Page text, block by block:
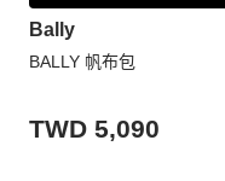
Bally
BALLY 帆布包
TWD 5,090